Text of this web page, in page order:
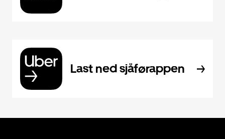
Last ned sjåførappen